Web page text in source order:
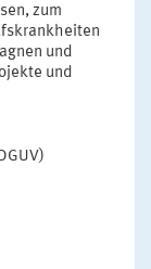
zum
und
und